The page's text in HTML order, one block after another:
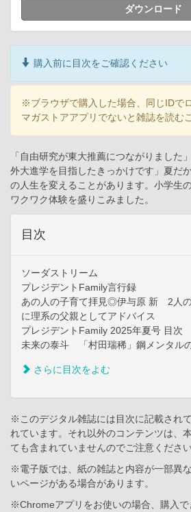
ダウンロード
購入前に目次をご確認ください
※ブラウザで購入した場合、同じIDで
マガストアアプリでないと雑誌を読む
「自由研究が東大推薦につながりました
外大進学を目指したきっかけです」夏だ
の人生を変えることがあります。小学生
ワクワク体験を盛りこみました。
目次
ソーダストリーム
プレジデントFamily言行録
あの人の子育て拝見◎伊与原 新 2人
に理系の父親としてアドバイス
プレジデントFamily 2025年夏号 目次
未来の泰斗 「村田瑞稀」鋼メンタル
さらに目次をよむ
※このデジタル雑誌には目次に記載され
れています。それ以外のコンテンツは、
ても含まれていませんのでご注意ください
※電子版では、紙の雑誌と内容が一部異
いページがある場合があります。
※Chromeアプリをお使いの場合、購入